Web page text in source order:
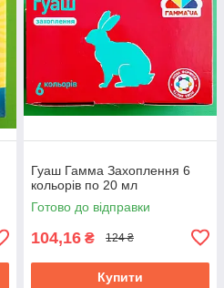
Гуаш Гамма Захоплення 6
кольорів по 20 мл
Готово до відправки
104,16 ₴ 124 ₴
Купити